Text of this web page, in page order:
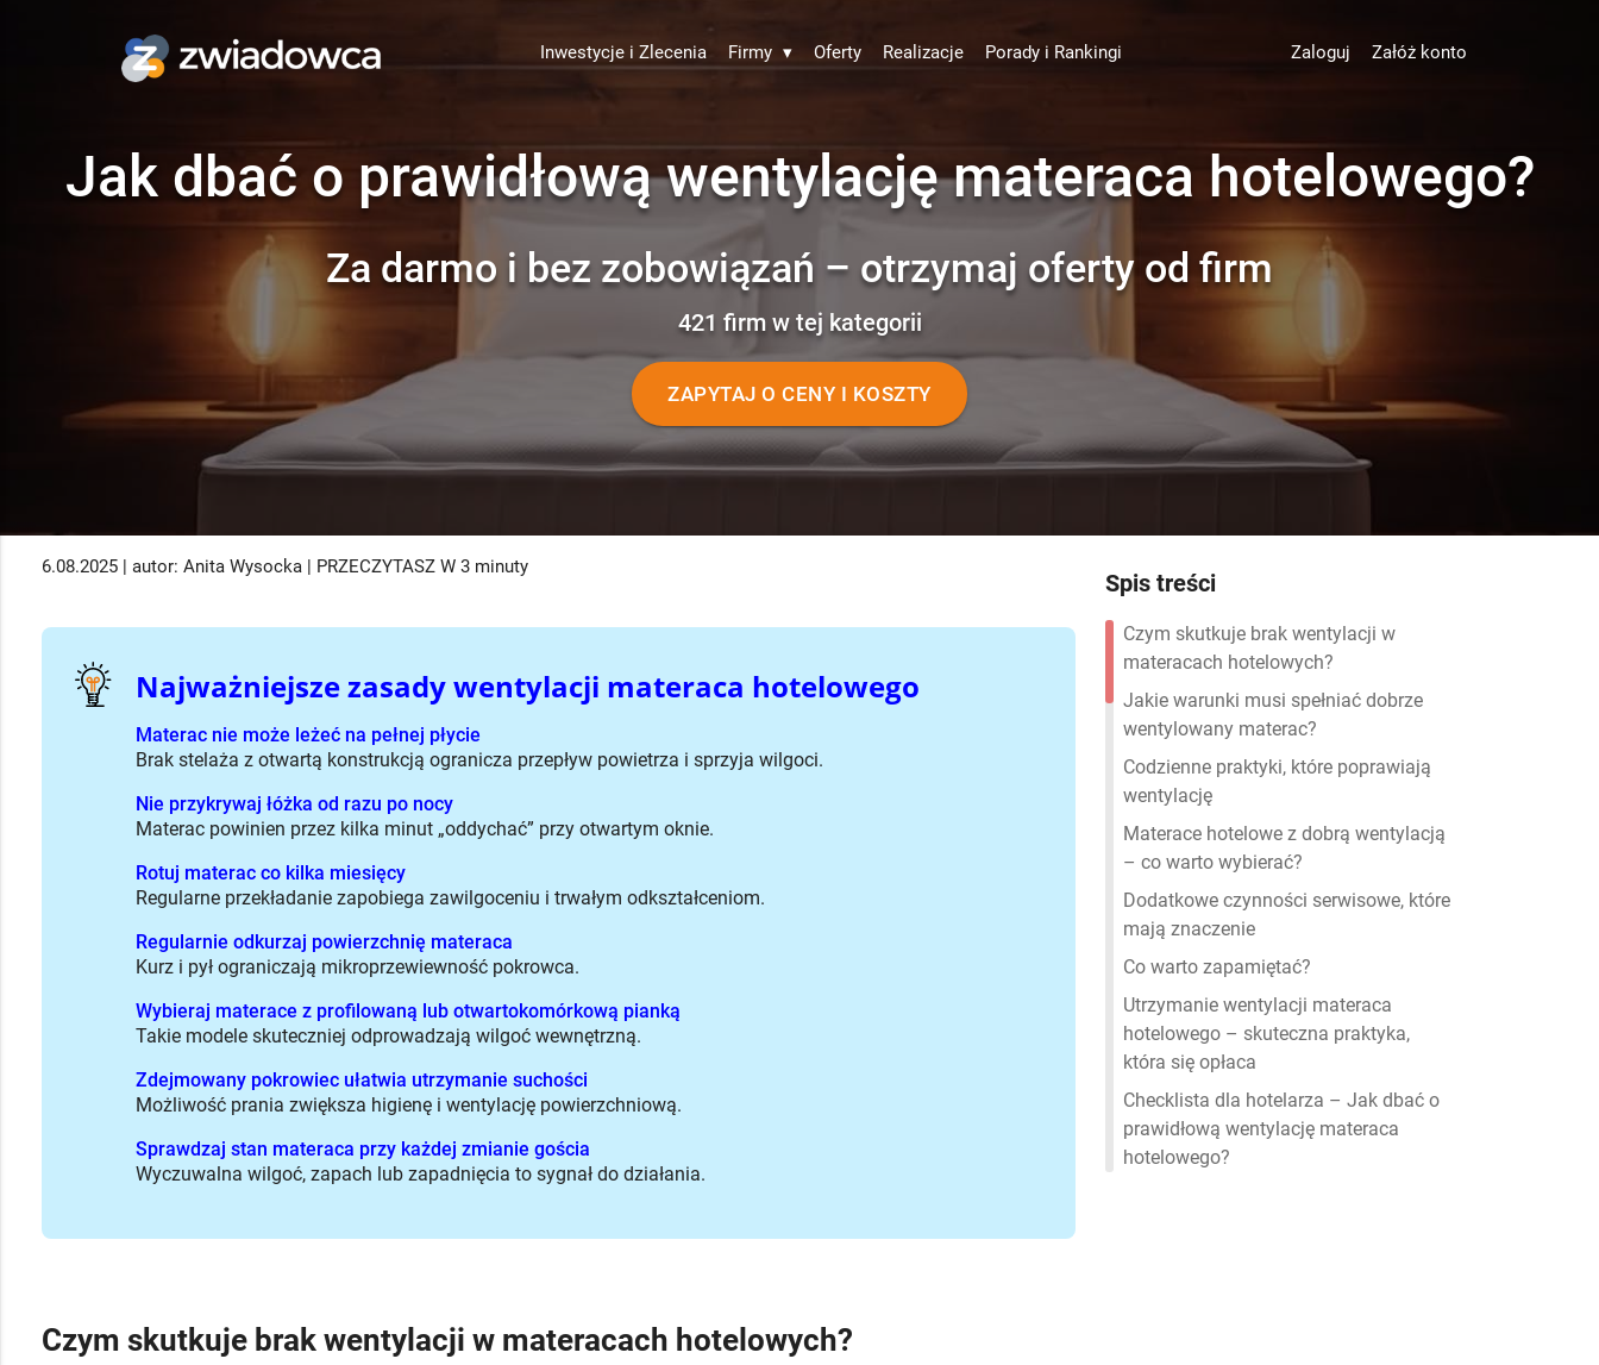
Inwestycje i Zlecenia Firmy ▾ Oferty Realizacje Porady i Rankingi Zaloguj Załóż konto
Jak dbać o prawidłową wentylację materaca hotelowego?
Za darmo i bez zobowiązań – otrzymaj oferty od firm
421 firm w tej kategorii
ZAPYTAJ O CENY I KOSZTY
6.08.2025 | autor: Anita Wysocka | PRZECZYTASZ W 3 minuty
Najważniejsze zasady wentylacji materaca hotelowego
Materac nie może leżeć na pełnej płycie
Brak stelaża z otwartą konstrukcją ogranicza przepływ powietrza i sprzyja wilgoci.
Nie przykrywaj łóżka od razu po nocy
Materac powinien przez kilka minut „oddychać” przy otwartym oknie.
Rotuj materac co kilka miesięcy
Regularne przekładanie zapobiega zawilgoceniu i trwałym odkształceniom.
Regularnie odkurzaj powierzchnię materaca
Kurz i pył ograniczają mikroprzewiewność pokrowca.
Wybieraj materace z profilowaną lub otwartokomórkową pianką
Takie modele skuteczniej odprowadzają wilgoć wewnętrzną.
Zdejmowany pokrowiec ułatwia utrzymanie suchości
Możliwość prania zwiększa higienę i wentylację powierzchniową.
Sprawdzaj stan materaca przy każdej zmianie gościa
Wyczuwalna wilgoć, zapach lub zapadnięcia to sygnał do działania.
Czym skutkuje brak wentylacji w materacach hotelowych?
Spis treści
Czym skutkuje brak wentylacji w
materacach hotelowych?
Jakie warunki musi spełniać dobrze
wentylowany materac?
Codzienne praktyki, które poprawiają
wentylację
Materace hotelowe z dobrą wentylacją
– co warto wybierać?
Dodatkowe czynności serwisowe, które
mają znaczenie
Co warto zapamiętać?
Utrzymanie wentylacji materaca
hotelowego – skuteczna praktyka,
która się opłaca
Checklista dla hotelarza – Jak dbać o
prawidłową wentylację materaca
hotelowego?